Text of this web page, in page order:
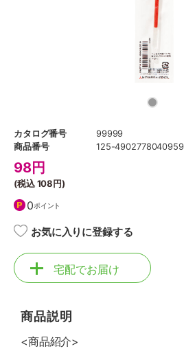
カタログ番号
99999
商品番号
125-4902778040959
98円
(税込108円)
0ポイント
お気に入りに登録する
宅配でお届け
商品説明
<商品紹介>